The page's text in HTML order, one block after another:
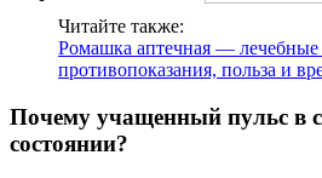
Читайте также:
Ромашка аптечная — лечебные
противопоказания, польза и
Почему учащенный пульс в
состоянии?